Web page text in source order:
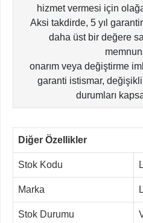
hizmet vermesi için
Aksi takdirde, 5 yıl
daha üst bir değere
onarım veya değiştirme
garanti istismar,
durumları
Diğer Özellikler
Stok Kodu
Marka
Stok Durumu